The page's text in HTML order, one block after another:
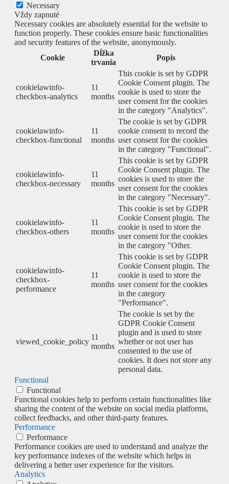
Necessary
Vždy zapnuté
Necessary cookies are absolutely essential for the website to
function properly. These cookies ensure basic functionalities
and security features of the website, anonymously.
Cookie
Dĺžka
trvania
Popis
cookielawinfo-
checkbox-analytics
11
months
This cookie is set by GDPR
Cookie Consent plugin. The
cookie is used to store the
user consent for the cookies
in the category "Analytics".
cookielawinfo-
checkbox-functional
11
months
The cookie is set by GDPR
cookie consent to record the
user consent for the cookies
in the category "Functional".
cookielawinfo-
checkbox-necessary
11
months
This cookie is set by GDPR
Cookie Consent plugin. The
cookies is used to store the
user consent for the cookies
in the category "Necessary".
cookielawinfo-
checkbox-others
11
months
This cookie is set by GDPR
Cookie Consent plugin. The
cookie is used to store the
user consent for the cookies
in the category "Other.
cookielawinfo-
checkbox-
performance
11
months
This cookie is set by GDPR
Cookie Consent plugin. The
cookie is used to store the
user consent for the cookies
in the category
"Performance".
viewed_cookie_policy
11
months
The cookie is set by the
GDPR Cookie Consent
plugin and is used to store
whether or not user has
consented to the use of
cookies. It does not store any
personal data.
Functional
Functional
Functional cookies help to perform certain functionalities like
sharing the content of the website on social media platforms,
collect feedbacks, and other third-party features.
Performance
Performance
Performance cookies are used to understand and analyze the
key performance indexes of the website which helps in
delivering a better user experience for the visitors.
Analytics